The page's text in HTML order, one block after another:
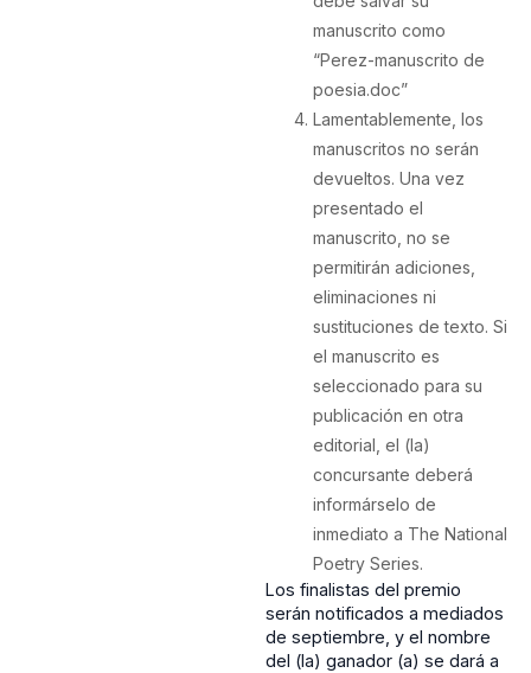
manuscrito como
“Perez-manuscrito de
poesia.doc”
Lamentablemente, los
manuscritos no serán
devueltos. Una vez
presentado el
manuscrito, no se
permitirán adiciones,
eliminaciones ni
sustituciones de texto. Si
el manuscrito es
seleccionado para su
publicación en otra
editorial, el (la)
concursante deberá
informárselo de
inmediato a The National
Poetry Series.
Los finalistas del premio
serán notificados a mediados
de septiembre, y el nombre
del (la) ganador (a) se dará a